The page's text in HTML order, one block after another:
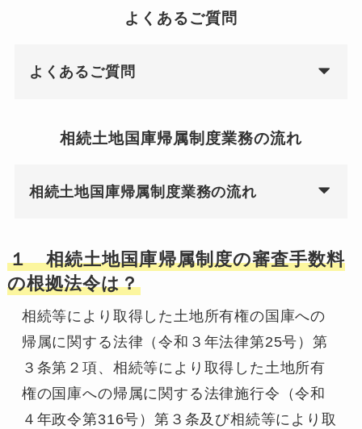
よくあるご質問
よくあるご質問
相続土地国庫帰属制度業務の流れ
相続土地国庫帰属制度業務の流れ
１ 相続土地国庫帰属制度の審査手数料
の根拠法令は？
相続等により取得した土地所有権の国庫への
帰属に関する法律（令和３年法律第25号）第
３条第２項、相続等により取得した土地所有
権の国庫への帰属に関する法律施行令（令和
４年政令第316号）第３条及び相続等により取